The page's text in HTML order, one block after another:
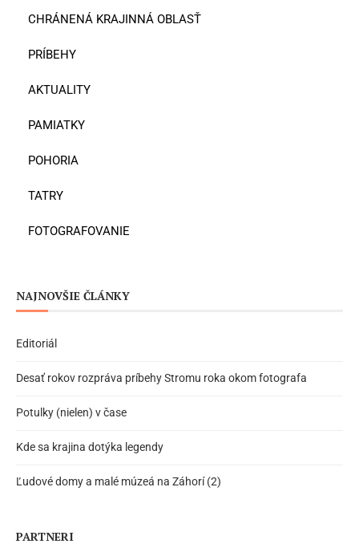
CHRÁNENÁ KRAJINNÁ OBLASŤ
PRÍBEHY
AKTUALITY
PAMIATKY
POHORIA
TATRY
FOTOGRAFOVANIE
NAJNOVŠIE ČLÁNKY
Editoriál
Desať rokov rozpráva príbehy Stromu roka okom fotografa
Potulky (nielen) v čase
Kde sa krajina dotýka legendy
Ľudové domy a malé múzeá na Záhorí (2)
PARTNERI